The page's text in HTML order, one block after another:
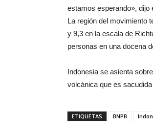
estamos esperando», dijo
La región del movimiento
y 9,3 en la escala de
personas en una docena
Indonesia se asienta
volcánica que es
ETIQUETAS BNPB